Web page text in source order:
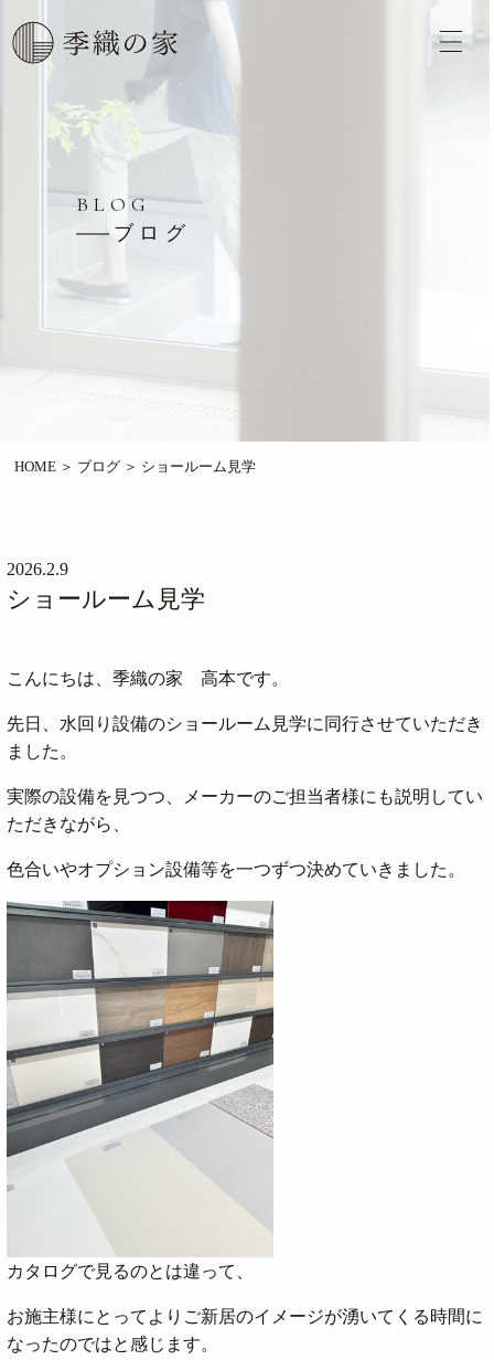
BLOG
ブログ
HOME ＞ ブログ ＞ ショールーム見学
2026.2.9
ショールーム見学
こんにちは、季織の家 高本です。
先日、水回り設備のショールーム見学に同行させていただき
ました。
実際の設備を見つつ、メーカーのご担当者様にも説明してい
ただきながら、
色合いやオプション設備等を一つずつ決めていきました。
カタログで見るのとは違って、
お施主様にとってよりご新居のイメージが湧いてくる時間に
なったのではと感じます。